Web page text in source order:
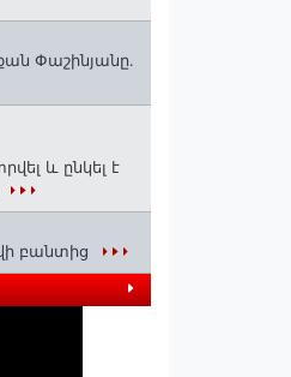
Փաշինյանը․
և ընկել է
բանտից